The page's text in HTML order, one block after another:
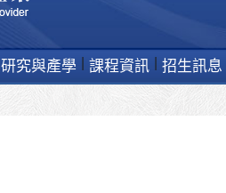
研究與產學 課程資訊 招生訊息